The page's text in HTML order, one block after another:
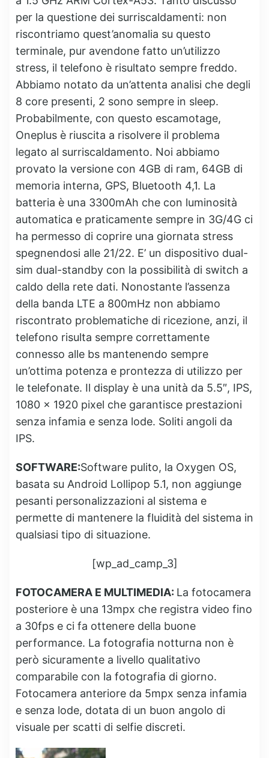
per la questione dei surriscaldamenti: non
riscontriamo quest’anomalia su questo
terminale, pur avendone fatto un’utilizzo
stress, il telefono è risultato sempre freddo.
Abbiamo notato da un’attenta analisi che degli
8 core presenti, 2 sono sempre in sleep.
Probabilmente, con questo escamotage,
Oneplus è riuscita a risolvere il problema
legato al surriscaldamento. Noi abbiamo
provato la versione con 4GB di ram, 64GB di
memoria interna, GPS, Bluetooth 4,1. La
batteria è una 3300mAh che con luminosità
automatica e praticamente sempre in 3G/4G ci
ha permesso di coprire una giornata stress
spegnendosi alle 21/22. E’ un dispositivo dual-
sim dual-standby con la possibilità di switch a
caldo della rete dati. Nonostante l’assenza
della banda LTE a 800mHz non abbiamo
riscontrato problematiche di ricezione, anzi, il
telefono risulta sempre correttamente
connesso alle bs mantenendo sempre
un’ottima potenza e prontezza di utilizzo per
le telefonate. Il display è una unità da 5.5″, IPS,
1080 x 1920 pixel che garantisce prestazioni
senza infamia e senza lode. Soliti angoli da
IPS.
SOFTWARE:Software pulito, la Oxygen OS,
basata su Android Lollipop 5.1, non aggiunge
pesanti personalizzazioni al sistema e
permette di mantenere la fluidità del sistema in
qualsiasi tipo di situazione.
[wp_ad_camp_3]
FOTOCAMERA E MULTIMEDIA: La fotocamera
posteriore è una 13mpx che registra video fino
a 30fps e ci fa ottenere della buone
performance. La fotografia notturna non è
però sicuramente a livello qualitativo
comparabile con la fotografia di giorno.
Fotocamera anteriore da 5mpx senza infamia
e senza lode, dotata di un buon angolo di
visuale per scatti di selfie discreti.